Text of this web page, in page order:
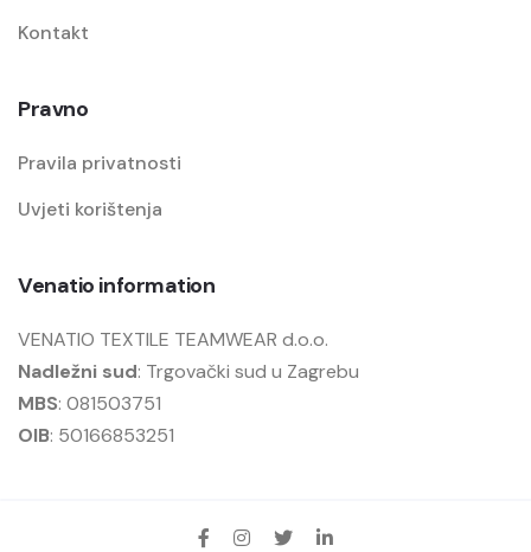
Kontakt
Pravno
Pravila privatnosti
Uvjeti korištenja
Venatio information
VENATIO TEXTILE TEAMWEAR d.o.o.
Nadležni sud: Trgovački sud u Zagrebu
MBS: 081503751
OIB: 50166853251